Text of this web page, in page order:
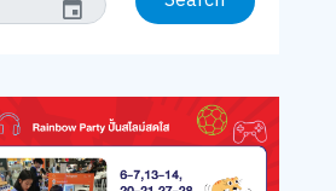
event